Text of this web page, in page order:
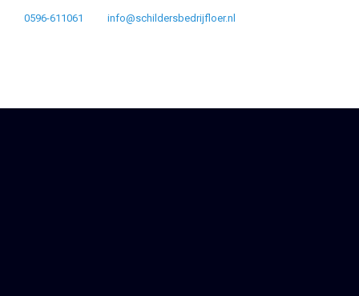
0596-611061 info@schildersbedrijfloer.nl